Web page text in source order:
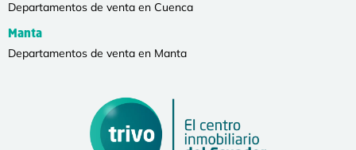
Departamentos de venta en Cuenca
Manta
Departamentos de venta en Manta